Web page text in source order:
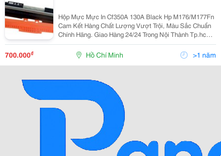
Hộp Mực Mực In Cf350A 130A Black Hp M176/M177Fn
Cam Kết Hàng Chất Lượng Vượt Trội, Màu Sắc Chuẩn
Chính Hãng. Giao Hàng 24/24 Trong Nội Thành Tp.hcm
Giá Đã Bao Gồm Vat 10%
======================= Liên Hệ: Cty Tnhh Mtv
Xnk Pp Trân
700.000₫ Hồ Chí Minh >1 năm